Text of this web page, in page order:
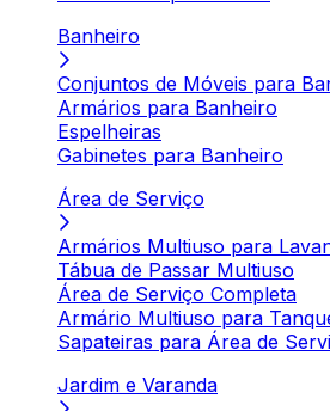
Banheiro
Conjuntos de Móveis para
Armários para Banheiro
Espelheiras
Gabinetes para Banheiro
Área de Serviço
Armários Multiuso para
Tábua de Passar Multiuso
Área de Serviço Completa
Armário Multiuso para
Sapateiras para Área de
Jardim e Varanda